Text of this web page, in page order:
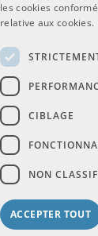
les cookies
relative aux cookies.
CIBLAGE
NON
ACCEPTER TOUT